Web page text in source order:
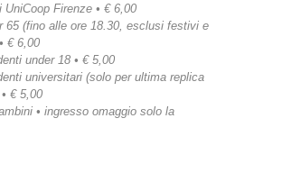
UniCoop Firenze • € 6,00
65 (fino alle ore 18.30, esclusi festivi e
€ 6,00
under 18 • € 5,00
universitari (solo per ultima replica
€ 5,00
• ingresso omaggio solo la